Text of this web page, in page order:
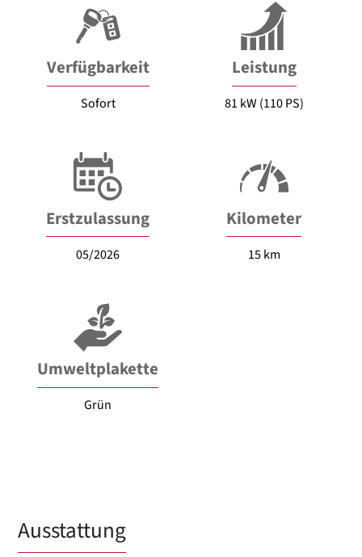
Verfügbarkeit
Sofort
Leistung
81 kW (110 PS)
Erstzulassung
05/2026
Kilometer
15 km
Umweltplakette
Grün
Ausstattung